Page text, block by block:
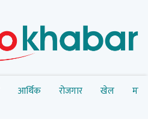
आर्थिक रोजगार खेल